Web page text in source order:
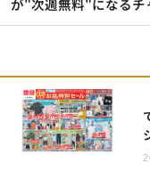
が"次週無料"になるチ